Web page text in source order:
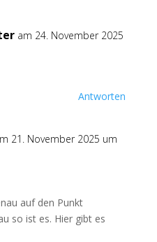
am 24. November 2025
Antworten
21. November 2025 um
auf den Punkt
so ist es. Hier gibt es